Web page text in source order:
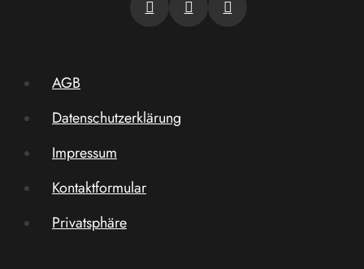
AGB
Datenschutzerklärung
Impressum
Kontaktformular
Privatsphäre